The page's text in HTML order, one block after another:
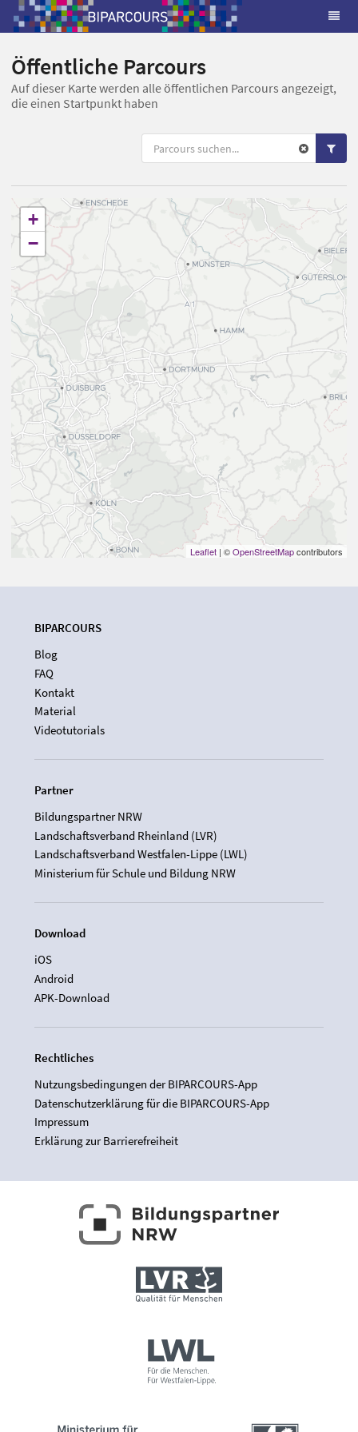
Öffentliche Parcours
Auf dieser Karte werden alle öffentlichen Parcours angezeigt,
die einen Startpunkt haben
+
−
Leaflet | ©OpenStreetMapcontributors
BIPARCOURS
Blog
FAQ
Kontakt
Material
Videotutorials
Partner
Bildungspartner NRW
Landschaftsverband Rheinland (LVR)
Landschaftsverband Westfalen-Lippe (LWL)
Ministerium für Schule und Bildung NRW
Download
iOS
Android
APK-Download
Rechtliches
Nutzungsbedingungen der BIPARCOURS-App
Datenschutzerklärung für die BIPARCOURS-App
Impressum
Erklärung zur Barrierefreiheit